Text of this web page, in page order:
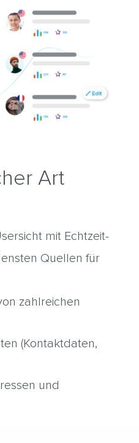
Art
mit Echtzeit-
Quellen für
zahlreichen
(Kontaktdaten,
und